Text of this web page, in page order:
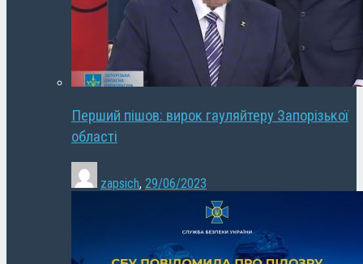
Перший пішов: вирок гауляйтеру Запорізької
області
zapsich, 29/06/2023